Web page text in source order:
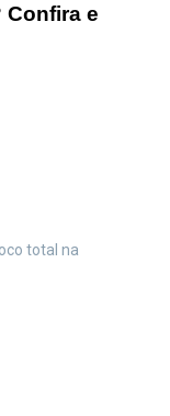
Confira e
total na